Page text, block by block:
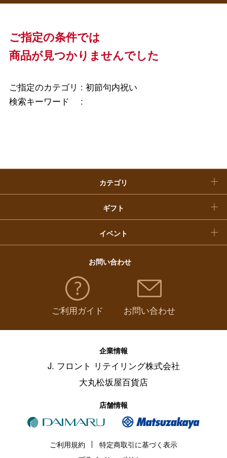
ご指定の条件では
商品が見つかりませんでした
ご指定のカテゴリ : 初節句内祝い
検索キーワード :
カテゴリ
ホーム＆インテリア
ギフト
結婚内祝い
イベント
母の日
お中元
敬老の日
福袋
お問い合わせ
ご利用ガイド お問い合わせ
企業情報
J. フロント リテイリング株式会社
大丸松坂屋百貨店
店舗情報
ご利用規約
特定商取引に基づく表示